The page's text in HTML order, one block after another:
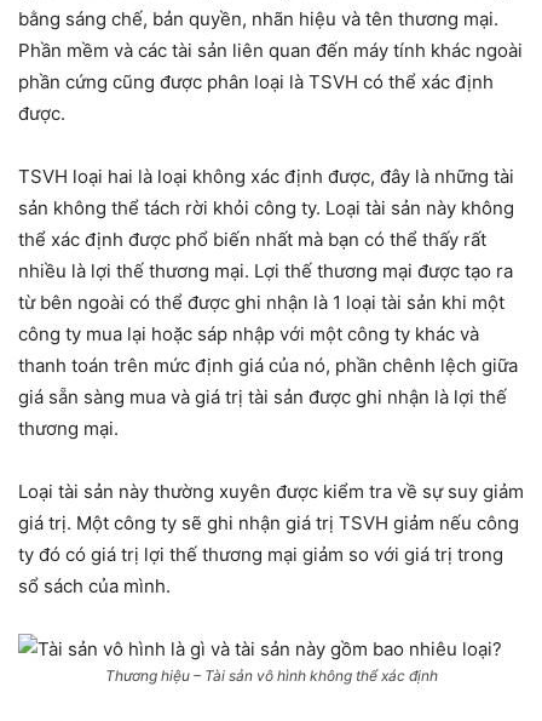
bằng sáng chế, bản quyền, nhãn hiệu và tên thương mại.
Phần mềm và các tài sản liên quan đến máy tính khác ngoài
phần cứng cũng được phân loại là TSVH có thể xác định
được.
TSVH loại hai là loại không xác định được, đây là những tài
sản không thể tách rời khỏi công ty. Loại tài sản này không
thể xác định được phổ biến nhất mà bạn có thể thấy rất
nhiều là lợi thế thương mại. Lợi thế thương mại được tạo ra
từ bên ngoài có thể được ghi nhận là 1 loại tài sản khi một
công ty mua lại hoặc sáp nhập với một công ty khác và
thanh toán trên mức định giá của nó, phần chênh lệch giữa
giá sẵn sàng mua và giá trị tài sản được ghi nhận là lợi thế
thương mại.
Loại tài sản này thường xuyên được kiểm tra về sự suy giảm
giá trị. Một công ty sẽ ghi nhận giá trị TSVH giảm nếu công
ty đó có giá trị lợi thế thương mại giảm so với giá trị trong
sổ sách của mình.
Thương hiệu – Tài sản vô hình không thể xác định